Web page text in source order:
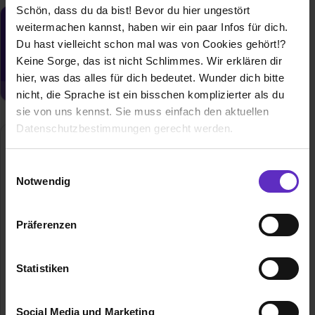
Schön, dass du da bist! Bevor du hier ungestört
weitermachen kannst, haben wir ein paar Infos für dich.
Du hast vielleicht schon mal was von Cookies gehört!?
Keine Sorge, das ist nicht Schlimmes. Wir erklären dir
hier, was das alles für dich bedeutet. Wunder dich bitte
nicht, die Sprache ist ein bisschen komplizierter als du
sie von uns kennst. Sie muss einfach den aktuellen
Datenschutzbestimmungen gerecht werden.
Benutzung der Webseite getroffenen Einstellungen zu
Webseite zu analysieren („Statistiken“), um
Informationen zu deiner Verwendung unserer Website an
Notwendig
Präferenzen
Statistiken
Social Media und Marketing
Du möchtest neue Stellen automatisch
zugeschickt bekommen?
Jetzt aktivieren
Hansestraße 6
+49 (0) 2501 803-0